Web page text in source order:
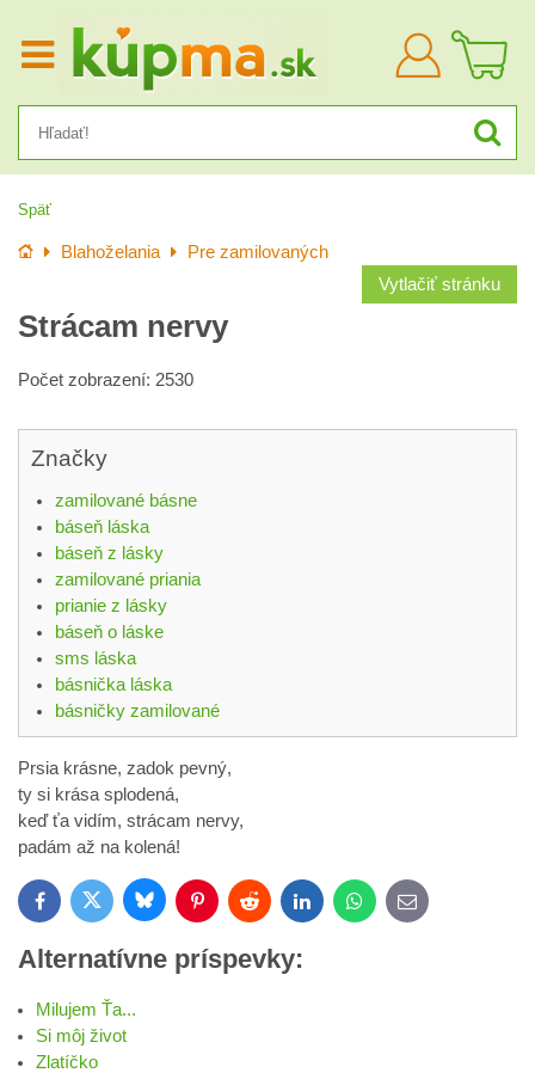
Prihlásiť
sa
Späť
Úvod Blahoželania
Pre zamilovaných
Vytlačiť stránku
Strácam nervy
Počet zobrazení: 2530
Značky
zamilované básne
báseň láska
báseň z lásky
zamilované priania
prianie z lásky
báseň o láske
sms láska
básnička láska
básničky zamilované
Prsia krásne, zadok pevný,
ty si krása splodená,
keď ťa vidím, strácam nervy,
padám až na kolená!
FacebookTwitter BlueskyPinterestReddit LinkedInWhatsApp
E-
mail
Alternatívne príspevky:
Milujem Ťa...
Si môj život
Zlatíčko